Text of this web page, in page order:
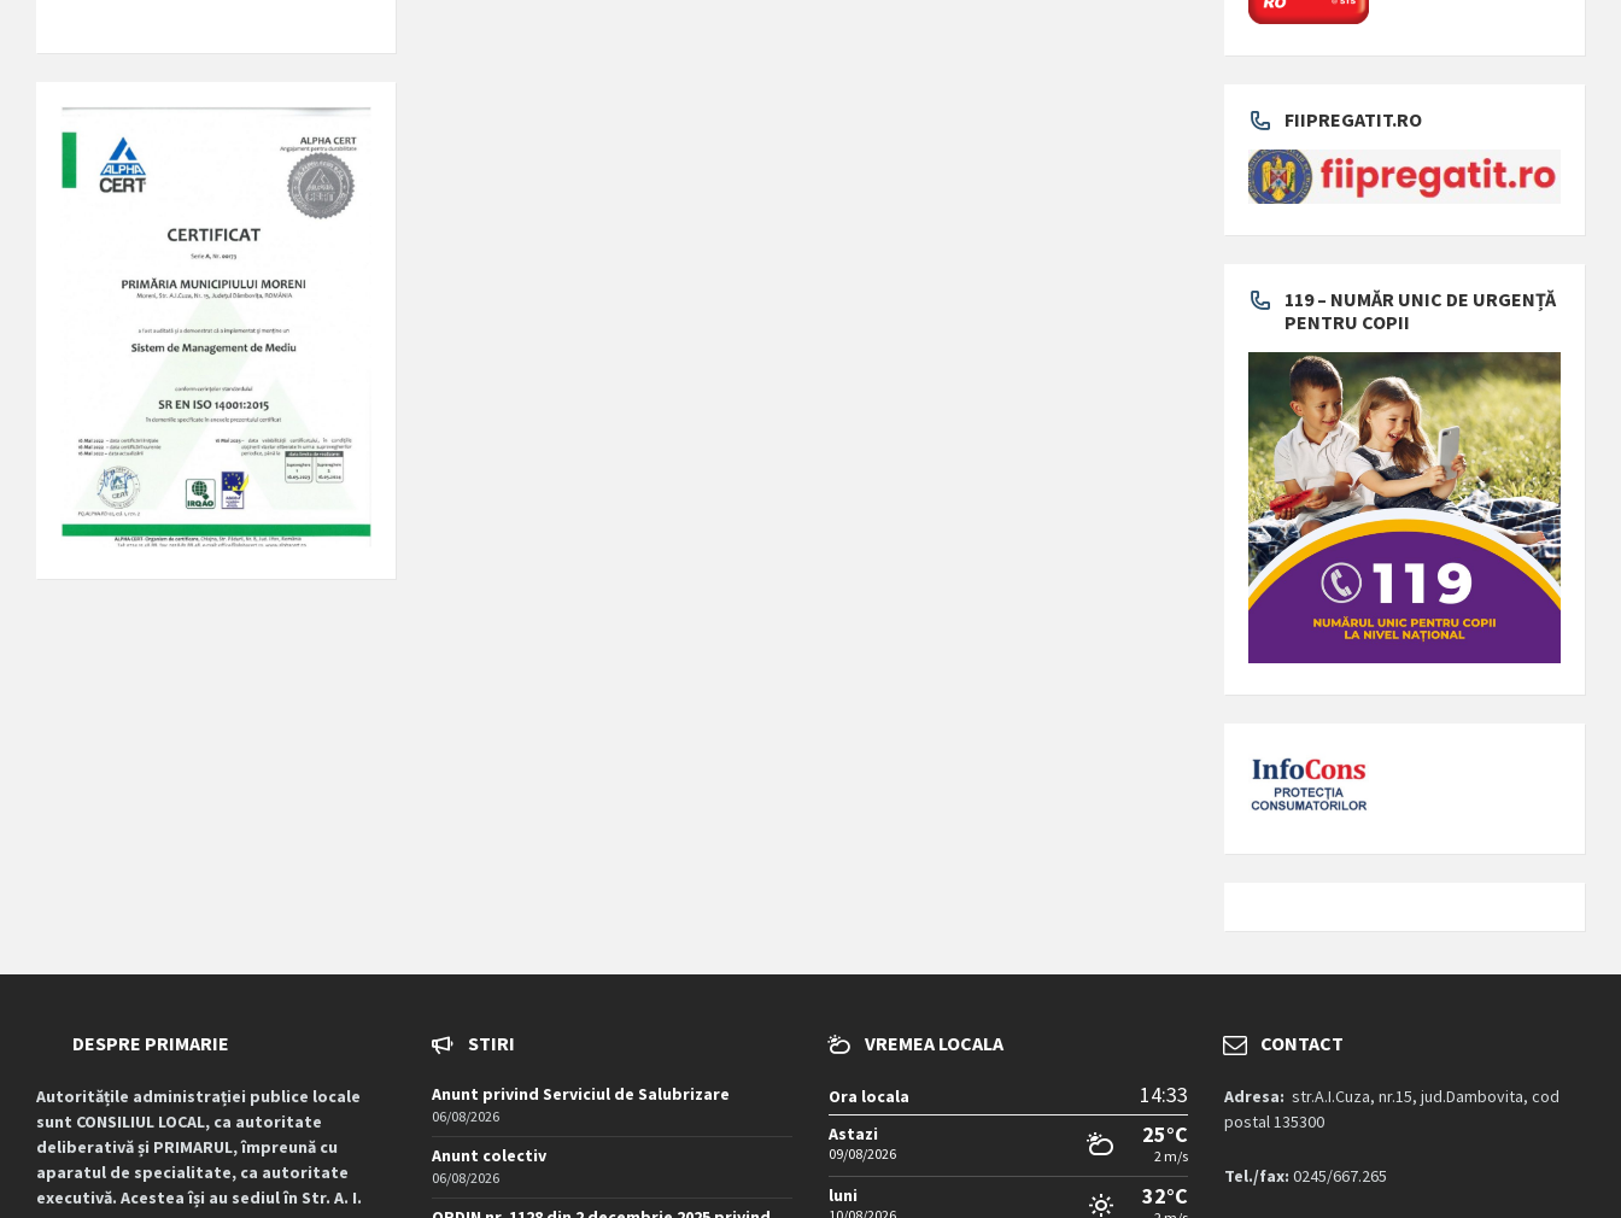
FIIPREGATIT.RO
119 – NUMĂR UNIC DE URGENȚĂ
PENTRU COPII
DESPRE PRIMARIE
Autoritățile administrației publice locale
sunt CONSILIUL LOCAL, ca autoritate
deliberativă și PRIMARUL, împreună cu
aparatul de specialitate, ca autoritate
executivă. Acestea își au sediul în Str. A. I.
STIRI
Anunt privind Serviciul de Salubrizare
06/08/2026
Anunt colectiv
06/08/2026
VREMEA LOCALA
Ora locala 14:33
Astazi
09/08/2026
25°C
2 m/s
luni 32°C
CONTACT
Adresa: str.A.I.Cuza, nr.15, jud.Dambovita, cod
postal 135300
Tel./fax: 0245/667.265